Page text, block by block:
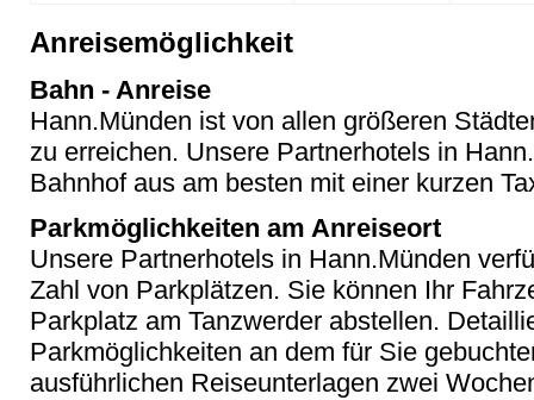
Anreisemöglichkeit
Bahn - Anreise
Hann.Münden ist von allen größeren
zu erreichen. Unsere Partnerhotels in
Bahnhof aus am besten mit einer kurzen
Parkmöglichkeiten am Anreiseort
Unsere Partnerhotels in Hann.Münden
Zahl von Parkplätzen. Sie können Ihr
Parkplatz am Tanzwerder abstellen.
Parkmöglichkeiten an dem für Sie
ausführlichen Reiseunterlagen zwei